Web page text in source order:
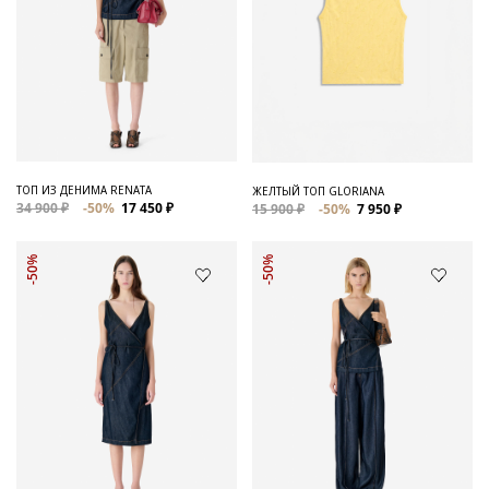
ТОП ИЗ ДЕНИМА RENATA
34 900 ₽ -50% 17 450 ₽
ЖЕЛТЫЙ ТОП GLORIANA
15 900 ₽ -50% 7 950 ₽
-50% -50%